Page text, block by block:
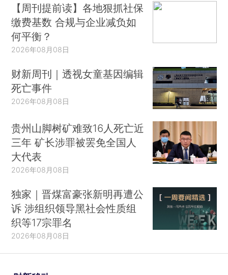
【周刊提前读】各地狠抓社保
缴费基数 合规与企业减负如
何平衡？
2026年08月08日
财新周刊｜透视女童基因编辑
死亡事件
2026年08月08日
贵州山脚树矿难致16人死亡近
三年 矿长涉罪被罢免全国人
大代表
2026年08月08日
独家｜晋煤富豪张新明再遭公
诉 涉组织领导黑社会性质组
织等17宗罪名
2026年08月08日